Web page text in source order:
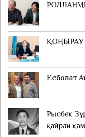
ҚОҢЫРАУ
Есболат
Рысбек
қайран